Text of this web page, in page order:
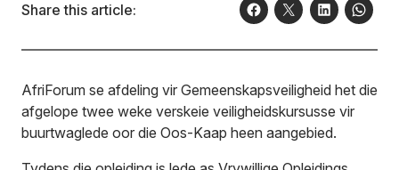
Share this article:
AfriForum se afdeling vir Gemeenskapsveiligheid het die
afgelope twee weke verskeie veiligheidskursusse vir
buurtwaglede oor die Oos-Kaap heen aangebied.